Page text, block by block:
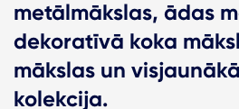
metālmākslas, ādas
dekoratīvā koka
mākslas un
kolekcija.